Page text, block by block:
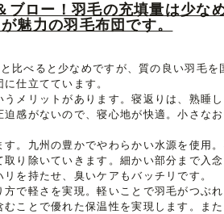
ブロー！羽毛の充填量は少な
魅力の羽毛布団です。
比べると少なめですが、質の良い羽毛を
仕立てています。
メリットがあります。寝返りは、熟睡
感がないので、寝心地が快適。小さな
。九州の豊かでやわらかい水源を使用
り除いていきます。細かい部分まで入
を持たせ、臭いケアもバッチリです。
で軽さを実現。軽いことで羽毛がつぶ
ことで優れた保温性を実現します。ま